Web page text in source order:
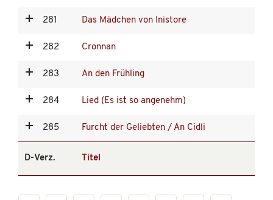
281 Das Mädchen von Inistore
282 Cronnan
283 An den Frühling
284 Lied (Es ist so angenehm)
285 Furcht der Geliebten / An Cidli
D-Verz. Titel